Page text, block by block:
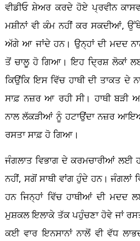
ਵੀਡੀਓ ਸ਼ੇਅਰ ਕਰਦੇ ਹੋਏ ਪ੍ਰਵੀਨ
ਮਸ਼ੀਨਾਂ ਵੀ ਕੰਮ ਨਹੀਂ ਕਰ ਸਕਦੀਆਂ,
ਅੱਗੇ ਆ ਜਾਂਦੇ ਹਨ। ਉਨ੍ਹਾਂ ਦੀ ਮਦਦ
ਤੋਂ ਚਾਲੂ ਹੋ ਗਿਆ। ਇਹ ਦ੍ਰਿਸ਼ ਲੋਕਾਂ
ਕਿਉਂਕਿ ਇਸ ਵਿੱਚ ਹਾਥੀ ਦੀ ਤਾਕਤ ਦੇ
ਸਾਫ਼ ਨਜ਼ਰ ਆ ਰਹੀ ਸੀ। ਹਾਥੀ ਬੜੀ
ਨਾਲ ਲੱਕੜੀਆਂ ਨੂੰ ਹਟਾਉਂਦਾ ਨਜ਼ਰ
ਰਸਤਾ ਸਾਫ਼ ਹੋ ਗਿਆ।
ਜੰਗਲਾਤ ਵਿਭਾਗ ਦੇ ਕਰਮਚਾਰੀਆਂ ਲਈ
ਨਹੀਂ, ਸਗੋਂ ਸਾਥੀ ਵਾਂਗ ਹੁੰਦੇ ਹਨ।
ਹਨ ਜਿਨ੍ਹਾਂ ਵਿੱਚ ਹਾਥੀਆਂ ਦੀ ਮਦਦ
ਮੁਸ਼ਕਲ ਇਲਾਕੇ ਤੱਕ ਪਹੁੰਚਣਾ ਹੋਵੇ ਜਾਂ
ਕਈ ਵਾਰ ਇਨਸਾਨਾਂ ਨਾਲੋਂ ਵੀ ਵੱਧ